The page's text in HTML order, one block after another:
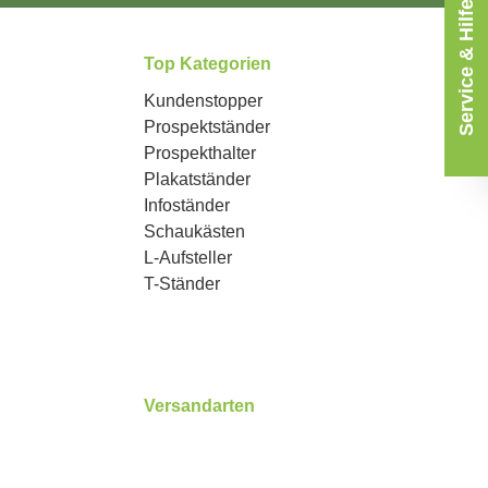
Top Kategorien
Kundenstopper
Prospektständer
Prospekthalter
Plakatständer
Infoständer
Schaukästen
L-Aufsteller
T-Ständer
Versandarten
Service & Hilfe